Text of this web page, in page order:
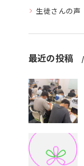
生徒さんの声
最近の投稿